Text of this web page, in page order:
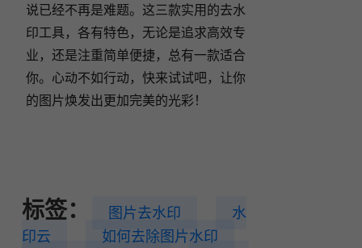
说已经不再是难题。这三款实用的去水
印工具，各有特色，无论是追求高效专
业，还是注重简单便捷，总有一款适合
你。心动不如行动，快来试试吧，让你
的图片焕发出更加完美的光彩！
标签： 图片去水印
水
印云
如何去除图片水印